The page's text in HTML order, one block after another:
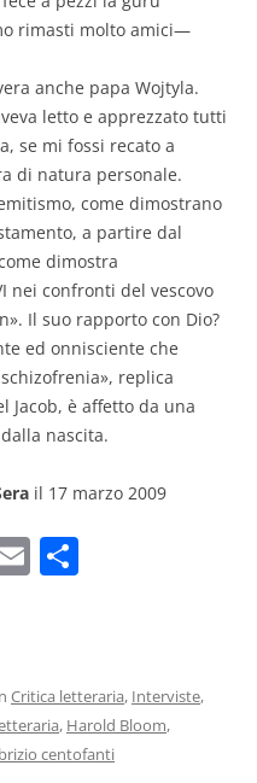
rimasti molto amici—
anche papa Wojtyla.
letto e apprezzato tutti
se mi fossi recato a
di natura personale.
come dimostrano
a partire dal
dimostra
nei confronti del vescovo
Il suo rapporto con Dio?
ed onnisciente che
replica
Jacob, è affetto da una
nascita.
il 17 marzo 2009
E
vi
di
Critica letteraria, Interviste,
, Harold Bloom,
centofanti